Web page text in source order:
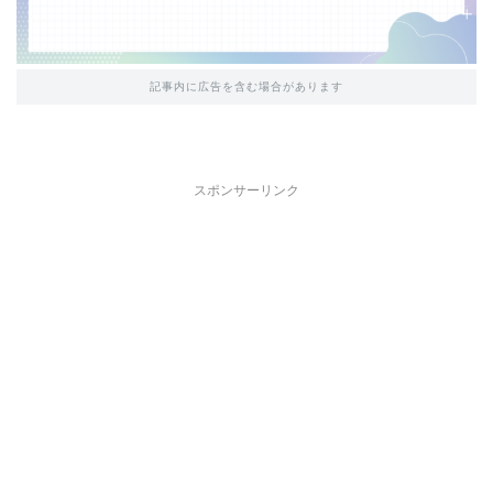
記事内に広告を含む場合があります
スポンサーリンク